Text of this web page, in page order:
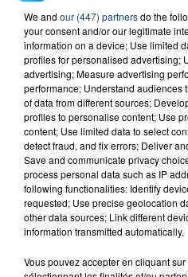
23 juillet 2026
INCENDIE MORTEL À
SON BÉBÉ ENTRE LA
Un homme s'est immolé
aspergé sa compagne et
d'un liquide inflammable.
UNE ADOLESCENTE
We and our (447) partnersdo the
your consent and/or our legitimate
information on a device; Use limited
profiles for personalised advertising;
advertising; Measure advertising
performance; Understand audiences
of data from different sources;
profiles to personalise content; Use
content; Use limited data to select
detect fraud, and fix errors; Deliver
Save and communicate privacy
process personal data such as IP
following functionalities: Identify
requested; Use precise geolocation
other data sources; Link different
information transmitted automatically.
Vous pouvez accepter en cliquant